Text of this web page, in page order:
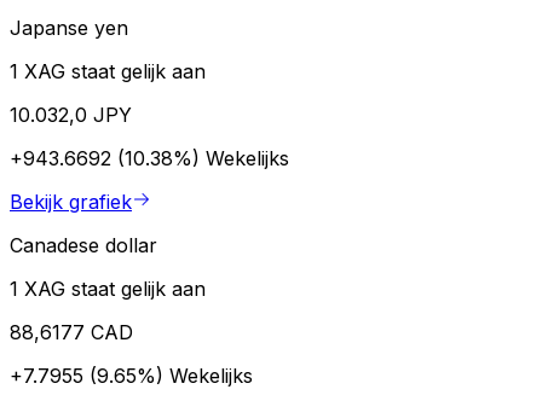
Japanse yen
1 XAG staat gelijk aan
10.032,0 JPY
+943.6692 (10.38%) Wekelijks
Bekijk grafiek
Canadese dollar
1 XAG staat gelijk aan
88,6177 CAD
+7.7955 (9.65%) Wekelijks